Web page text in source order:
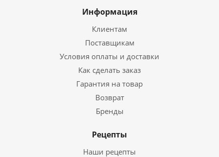
Информация
Клиентам
Поставщикам
Условия оплаты и доставки
Как сделать заказ
Гарантия на товар
Возврат
Бренды
Рецепты
Наши рецепты